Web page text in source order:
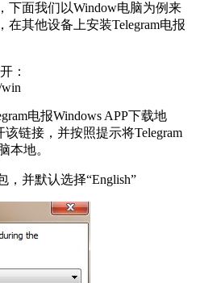
下面我们以Window电脑为例来
在其他设备上安装Telegram电报
：
win
电报Windows APP下载地
链接，并按照提示将Telegram
本地。
，并默认选择“English”